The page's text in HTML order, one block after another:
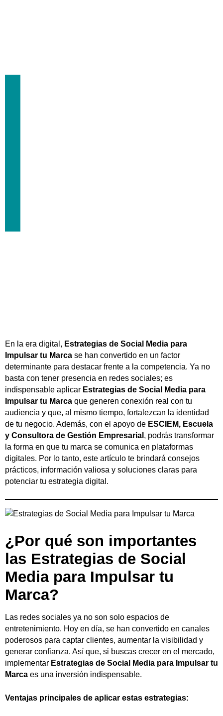
En la era digital, Estrategias de Social Media para
Impulsar tu Marca se han convertido en un factor
determinante para destacar frente a la competencia. Ya no
basta con tener presencia en redes sociales; es
indispensable aplicar Estrategias de Social Media para
Impulsar tu Marca que generen conexión real con tu
audiencia y que, al mismo tiempo, fortalezcan la identidad
de tu negocio. Además, con el apoyo de ESCIEM, Escuela
y Consultora de Gestión Empresarial , podrás transformar
la forma en que tu marca se comunica en plataformas
digitales. Por lo tanto, este artículo te brindará consejos
prácticos, información valiosa y soluciones claras para
potenciar tu estrategia digital.
¿Por qué son importantes
las Estrategias de Social
Media para Impulsar tu
Marca?
Las redes sociales ya no son solo espacios de
entretenimiento. Hoy en día, se han convertido en canales
poderosos para captar clientes, aumentar la visibilidad y
generar confianza. Así que, si buscas crecer en el mercado,
implementar Estrategias de Social Media para Impulsar tu
Marca es una inversión indispensable.
Ventajas principales de aplicar estas estrategias: